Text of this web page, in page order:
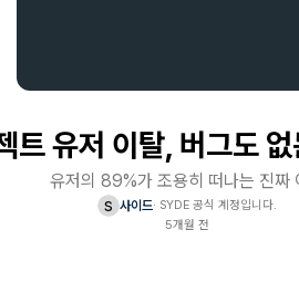
트 유저 이탈, 버그도
유저의 89%가 조용히 떠나는 진짜
s 사이드· SYDE 공식 계정입니다.
5개월 전